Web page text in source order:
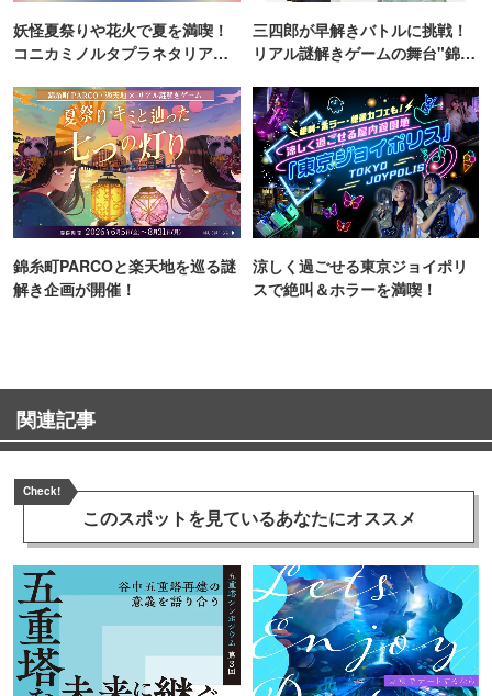
妖怪夏祭りや花火で夏を満喫！
コニカミノルタプラネタリア
三四郎が早解きバトルに挑戦！
リアル謎解きゲームの舞台"錦糸
錦糸町PARCOと楽天地を巡る謎
解き企画が開催！
涼しく過ごせる東京ジョイポリ
スで絶叫＆ホラーを満喫！
関連記事
Check!
このスポットを見ているあなたにオススメ